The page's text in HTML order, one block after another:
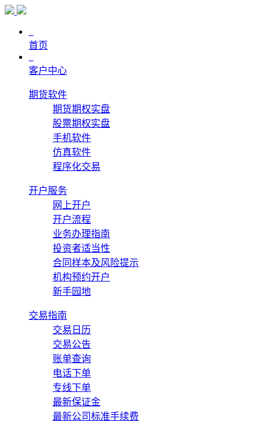
首页
客户中心
期货软件
期货期权实盘
股票期权实盘
手机软件
仿真软件
程序化交易
开户服务
网上开户
开户流程
业务办理指南
投资者适当性
合同样本及风险提示
机构预约开户
新手园地
交易指南
交易日历
交易公告
账单查询
电话下单
专线下单
最新保证金
最新公司标准手续费